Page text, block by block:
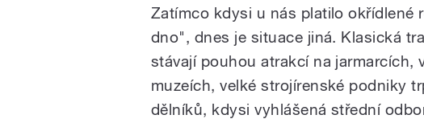
Zatímco kdysi u nás platilo okřídlené
dno", dnes je situace jiná. Klasická
stávají pouhou atrakcí na jarmarcích,
muzeích, velké strojírenské podniky
dělníků, kdysi vyhlášená střední